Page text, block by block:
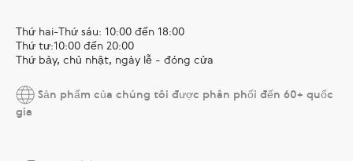
Thứ hai-Thứ sáu: 10:00 đến 18:00
Thứ tư:10:00 đến 20:00
Thứ bảy, chủ nhật, ngày lễ - đóng cửa
Sản phẩm của chúng tôi được phân phối đến 60+ quốc
gia